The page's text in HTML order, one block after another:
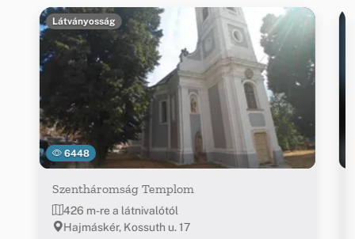
6448
Látványosság
Szentháromság Templom
426 m-re a látnivalótól
Hajmáskér, Kossuth u. 17